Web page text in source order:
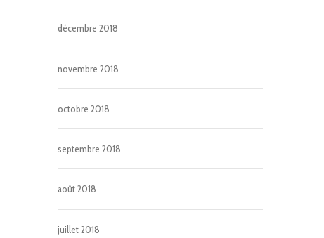
décembre 2018
novembre 2018
octobre 2018
septembre 2018
août 2018
juillet 2018